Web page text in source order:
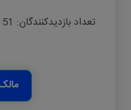
تعداد بازدیدکنندگان: